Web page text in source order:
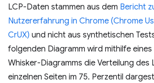
LCP-Daten stammen aus dem Bericht
Nutzererfahrung in Chrome (Chrome
CrUX) und nicht aus synthetischen
folgenden Diagramm wird mithilfe
Whisker-Diagramms die Verteilung des
einzelnen Seiten im 75. Perzentil